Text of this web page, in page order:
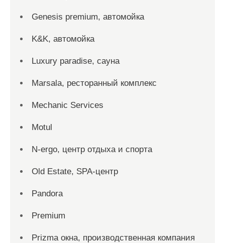
Genesis premium, автомойка
K&K, автомойка
Luxury paradise, сауна
Marsala, ресторанный комплекс
Mechanic Services
Motul
N-ergo, центр отдыха и спорта
Old Estate, SPA-центр
Pandora
Premium
Prizma окна, производственная компания